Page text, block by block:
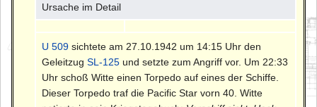
Ursache im Detail
U 509 sichtete am 27.10.1942 um 14:15 Uhr den
GeleitzugSL-125 und setzte zum Angriff vor. Um 22:33
Uhr schoß Witte einen Torpedo auf eines der Schiffe.
Dieser Torpedo traf die Pacific Star vorn 40. Witte